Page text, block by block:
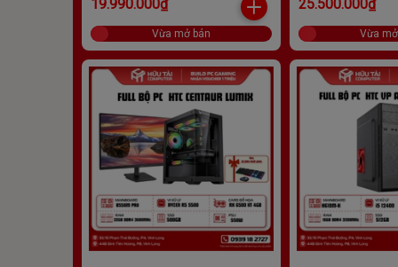
32GB, SSD 250GB, PSU GT
650W)
19.990.000₫
Vừa mở bán
25.500.000₫
Vừa